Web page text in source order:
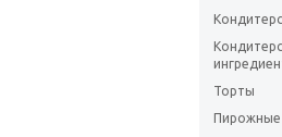
Торты
Пирожные